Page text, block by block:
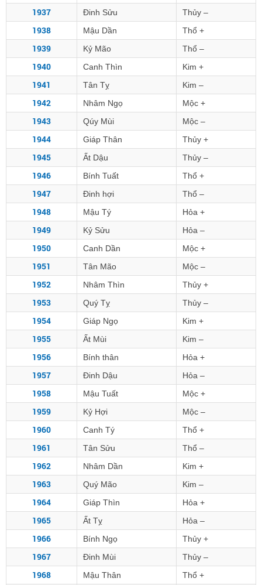
1937 Đinh Sửu Thủy –
1938 Mậu Dần Thổ +
1939 Kỷ Mão Thổ –
1940 Canh Thìn Kim +
1941 Tân Tỵ Kim –
1942 Nhâm Ngọ Mộc +
1943 Qúy Mùi Mộc –
1944 Giáp Thân Thủy +
1945 Ất Dậu Thủy –
1946 Bính Tuất Thổ +
1947 Đinh hợi Thổ –
1948 Mậu Tý Hỏa +
1949 Kỷ Sửu Hỏa –
1950 Canh Dần Mộc +
1951 Tân Mão Mộc –
1952 Nhâm Thìn Thủy +
1953 Quý Tỵ Thủy –
1954 Giáp Ngọ Kim +
1955 Ất Mùi Kim –
1956 Bính thân Hỏa +
1957 Đinh Dậu Hỏa –
1958 Mậu Tuất Mộc +
1959 Kỷ Hợi Mộc –
1960 Canh Tý Thổ +
1961 Tân Sửu Thổ –
1962 Nhâm Dần Kim +
1963 Quý Mão Kim –
1964 Giáp Thìn Hỏa +
1965 Ất Tỵ Hỏa –
1966 Bính Ngọ Thủy +
1967 Đinh Mùi Thủy –
1968 Mậu Thân Thổ +